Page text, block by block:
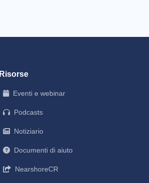
Risorse
Eventi e webinar
Podcasts
Notiziario
Documenti di aiuto
NearshoreCR